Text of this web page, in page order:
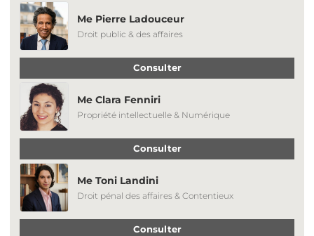
Me Pierre Ladouceur
Droit public & des affaires
Consulter
Me Clara Fenniri
Propriété intellectuelle & Numérique
Consulter
Me Toni Landini
Droit pénal des affaires & Contentieux
Consulter